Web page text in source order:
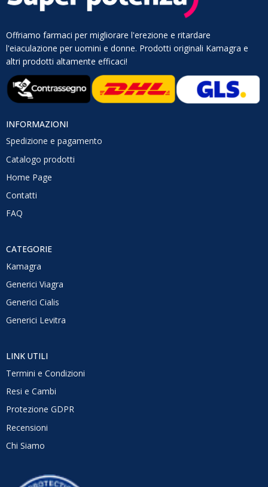
Offriamo farmaci per migliorare l'erezione e ritardare
l'eiaculazione per uomini e donne. Prodotti originali Kamagra e
altri prodotti altamente efficaci!
INFORMAZIONI
Spedizione e pagamento
Catalogo prodotti
Home Page
Contatti
FAQ
CATEGORIE
Kamagra
Generici Viagra
Generici Cialis
Generici Levitra
LINK UTILI
Termini e Condizioni
Resi e Cambi
Protezione GDPR
Recensioni
Chi Siamo